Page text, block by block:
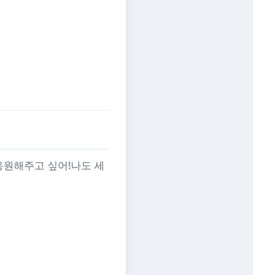
해주고 싶어!나도 세